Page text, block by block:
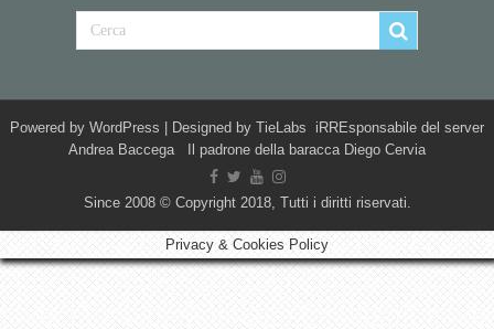
Powered by WordPress | Designed by TieLabs iRREsponsabile del server
Andrea Baccega Il padrone della baracca Diego Cervia
Since 2008 © Copyright 2018, Tutti i diritti riservati.
Privacy & Cookies Policy